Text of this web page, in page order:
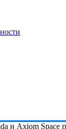
и Axiom